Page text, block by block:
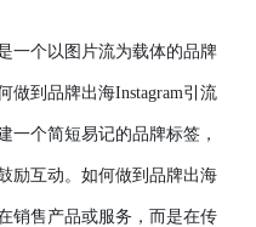
一个以图片流为载体的品牌
做到品牌出海Instagram引流
一个简短易记的品牌标签，
励互动。 如何做到品牌出海
销售产品或服务，而是在传